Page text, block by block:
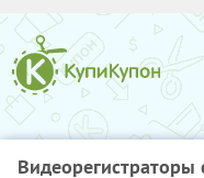
Видеорегистраторы